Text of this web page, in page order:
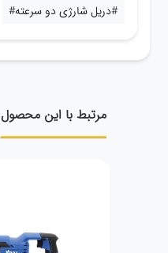
#دریل شارژی دو سرعته#
مرتبط با این محصول